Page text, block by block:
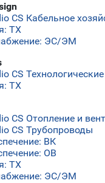
CS Кабельное
ТХ
ЭС/ЭМ
CS
ТХ
CS Отопление и
CS Трубопроводы
ВК
ОВ
ТХ
ЭС/ЭМ